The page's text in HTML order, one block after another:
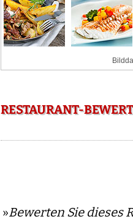
RESTAURANT-
»Bewerten Sie dieses